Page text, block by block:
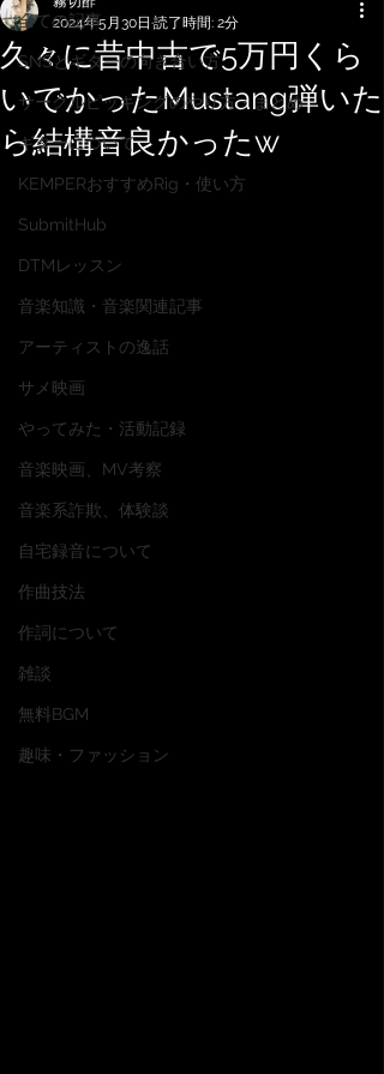
全ての記事
SNSとギターの向き合い方
サークルピッキングのやり方・まとめ
ギターについて
KEMPERおすすめRig・使い方
SubmitHub
DTMレッスン
音楽知識・音楽関連記事
アーティストの逸話
サメ映画
やってみた・活動記録
音楽映画、MV考察
音楽系詐欺、体験談
自宅録音について
作曲技法
作詞について
雑談
無料BGM
趣味・ファッション
久々に昔中古で5万円くら
いでかったMustang弾いた
ら結構音良かったw
2024年5月30日 読了時間: 2分